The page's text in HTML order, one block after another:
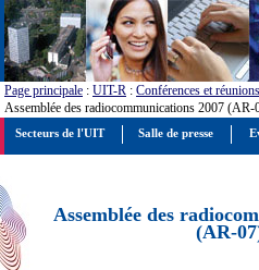
Page principale : UIT-R : Conférences et réunions
Assemblée des radiocommunications 2007 (AR-
Assemblée des
(AR-
Secteurs de l'UIT Salle de presse